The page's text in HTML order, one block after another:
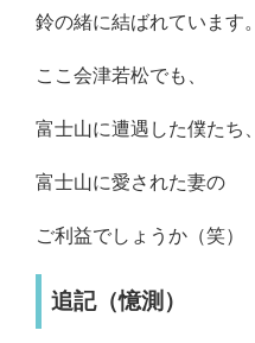
鈴の緒に結ばれています。
ここ会津若松でも、
富士山に遭遇した僕たち、
富士山に愛された妻の
ご利益でしょうか（笑）
追記（憶測）